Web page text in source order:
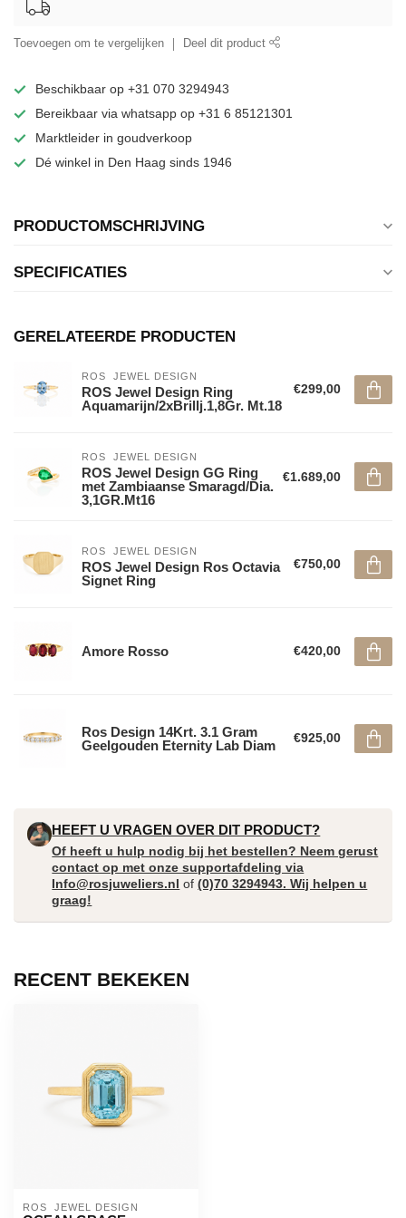
Toevoegen om te vergelijken Deel dit product
Beschikbaar op +31 070 3294943
Bereikbaar via whatsapp op +31 6 85121301
Marktleider in goudverkoop
Dé winkel in Den Haag sinds 1946
PRODUCTOMSCHRIJVING
SPECIFICATIES
GERELATEERDE PRODUCTEN
ROS  JEWEL DESIGN
ROS Jewel Design Ring
Aquamarijn/2xBrillj.1,8Gr. Mt.18
€299,00
ROS  JEWEL DESIGN
ROS Jewel Design GG Ring
met Zambiaanse Smaragd/Dia.
3,1GR.Mt16
€1.689,00
ROS  JEWEL DESIGN
ROS Jewel Design Ros Octavia
Signet Ring
€750,00
Amore Rosso €420,00
Ros Design 14Krt. 3.1 Gram
Geelgouden Eternity Lab Diam
€925,00
HEEFT U VRAGEN OVER DIT PRODUCT?
Of heeft u hulp nodig bij het bestellen? Neem gerust
contact op met onze supportafdeling via
Info@rosjuweliers.nl of(0)70 3294943. Wij helpen u
graag!
RECENT BEKEKEN
ROS  JEWEL DESIGN